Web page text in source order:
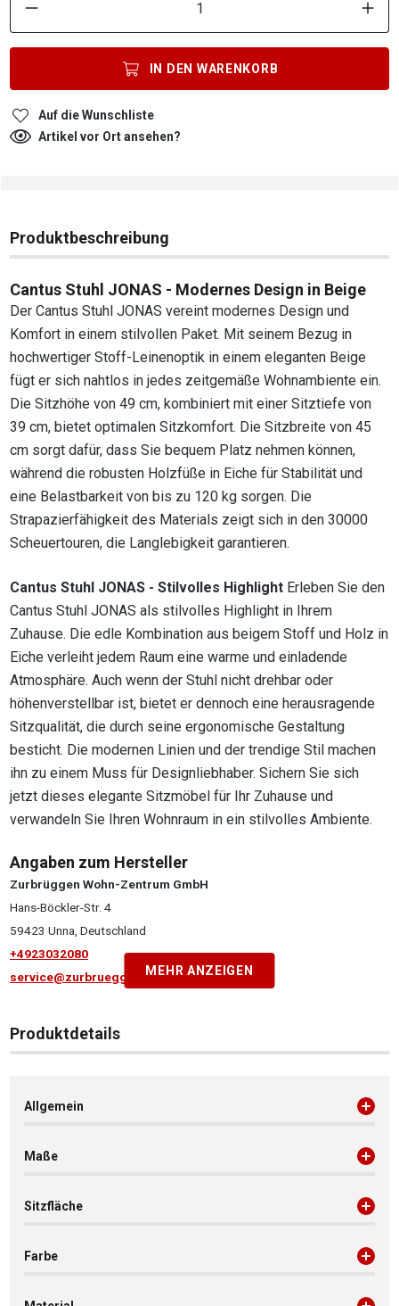
IN DEN WARENKORB
Auf die Wunschliste
Artikel vor Ort ansehen?
Produktbeschreibung
Cantus Stuhl JONAS - Modernes Design in Beige
Der Cantus Stuhl JONAS vereint modernes Design und
Komfort in einem stilvollen Paket. Mit seinem Bezug in
hochwertiger Stoff-Leinenoptik in einem eleganten Beige
fügt er sich nahtlos in jedes zeitgemäße Wohnambiente ein.
Die Sitzhöhe von 49 cm, kombiniert mit einer Sitztiefe von
39 cm, bietet optimalen Sitzkomfort. Die Sitzbreite von 45
cm sorgt dafür, dass Sie bequem Platz nehmen können,
während die robusten Holzfüße in Eiche für Stabilität und
eine Belastbarkeit von bis zu 120 kg sorgen. Die
Strapazierfähigkeit des Materials zeigt sich in den 30000
Scheuertouren, die Langlebigkeit garantieren.
Cantus Stuhl JONAS - Stilvolles Highlight Erleben Sie den
Cantus Stuhl JONAS als stilvolles Highlight in Ihrem
Zuhause. Die edle Kombination aus beigem Stoff und Holz in
Eiche verleiht jedem Raum eine warme und einladende
Atmosphäre. Auch wenn der Stuhl nicht drehbar oder
höhenverstellbar ist, bietet er dennoch eine herausragende
Sitzqualität, die durch seine ergonomische Gestaltung
besticht. Die modernen Linien und der trendige Stil machen
ihn zu einem Muss für Designliebhaber. Sichern Sie sich
jetzt dieses elegante Sitzmöbel für Ihr Zuhause und
verwandeln Sie Ihren Wohnraum in ein stilvolles Ambiente.
Angaben zum Hersteller
Zurbrüggen Wohn-Zentrum GmbH
Hans-Böckler-Str. 4
59423 Unna, Deutschland
+4923032080
service@zurbrueggen.deMEHR ANZEIGEN
Produktdetails
Allgemein
Maße
Sitzfläche
Farbe